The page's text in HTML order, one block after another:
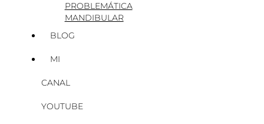
PROBLEMÁTICA
MANDIBULAR
BLOG
MI
CANAL
YOUTUBE